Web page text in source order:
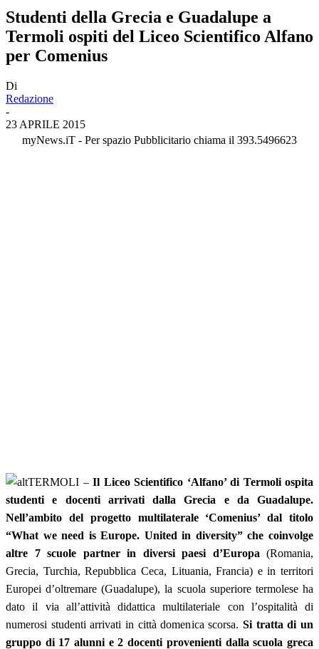
Studenti della Grecia e Guadalupe a
Termoli ospiti del Liceo Scientifico Alfano
per Comenius
Di
Redazione
-
23 APRILE 2015
myNews.iT - Per spazio Pubblicitario chiama il 393.5496623
TERMOLI – Il Liceo Scientifico ‘Alfano’ di Termoli ospita
studenti e docenti arrivati dalla Grecia e da Guadalupe.
Nell’ambito del progetto multilaterale ‘Comenius’ dal titolo
“What we need is Europe. United in diversity” che coinvolge
altre 7 scuole partner in diversi paesi d’Europa (Romania,
Grecia, Turchia, Repubblica Ceca, Lituania, Francia) e in territori
Europei d’oltremare (Guadalupe), la scuola superiore termolese ha
dato il via all’attività didattica multilateriale con l’ospitalità di
numerosi studenti arrivati in città domenica scorsa. Si tratta di un
gruppo di 17 alunni e 2 docenti provenienti dalla scuola greca